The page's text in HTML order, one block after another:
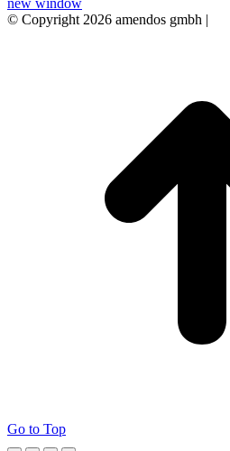
new window
© Copyright 2026 amendos gmbh |
Go to Top